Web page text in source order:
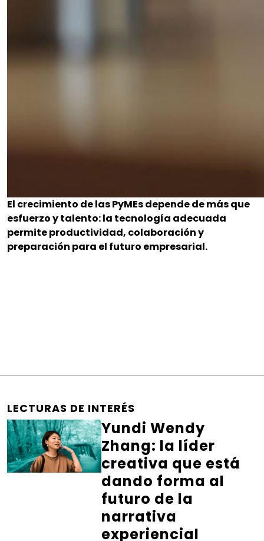
El crecimiento de las PyMEs depende de más que
esfuerzo y talento: la tecnología adecuada
permite productividad, colaboración y
preparación para el futuro empresarial.
LECTURAS DE INTERÉS
Yundi Wendy
Zhang: la líder
creativa que está
dando forma al
futuro de la
narrativa
experiencial